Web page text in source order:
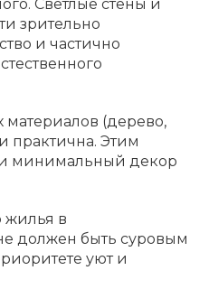
Светлые стены и
зрительно
и частично
материалов (дерево,
практична. Этим
и минимальный декор
в
должен быть суровым
уют и